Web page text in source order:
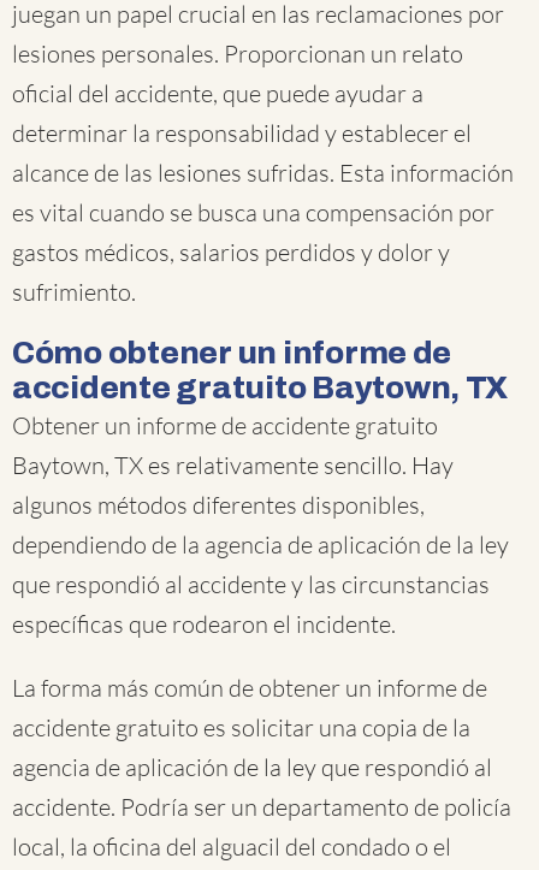
juegan un papel crucial en las reclamaciones por
lesiones personales. Proporcionan un relato
oficial del accidente, que puede ayudar a
determinar la responsabilidad y establecer el
alcance de las lesiones sufridas. Esta información
es vital cuando se busca una compensación por
gastos médicos, salarios perdidos y dolor y
sufrimiento.
Cómo obtener un informe de
accidente gratuito Baytown, TX
Obtener un informe de accidente gratuito
Baytown, TX es relativamente sencillo. Hay
algunos métodos diferentes disponibles,
dependiendo de la agencia de aplicación de la ley
que respondió al accidente y las circunstancias
específicas que rodearon el incidente.
La forma más común de obtener un informe de
accidente gratuito es solicitar una copia de la
agencia de aplicación de la ley que respondió al
accidente. Podría ser un departamento de policía
local, la oficina del alguacil del condado o el